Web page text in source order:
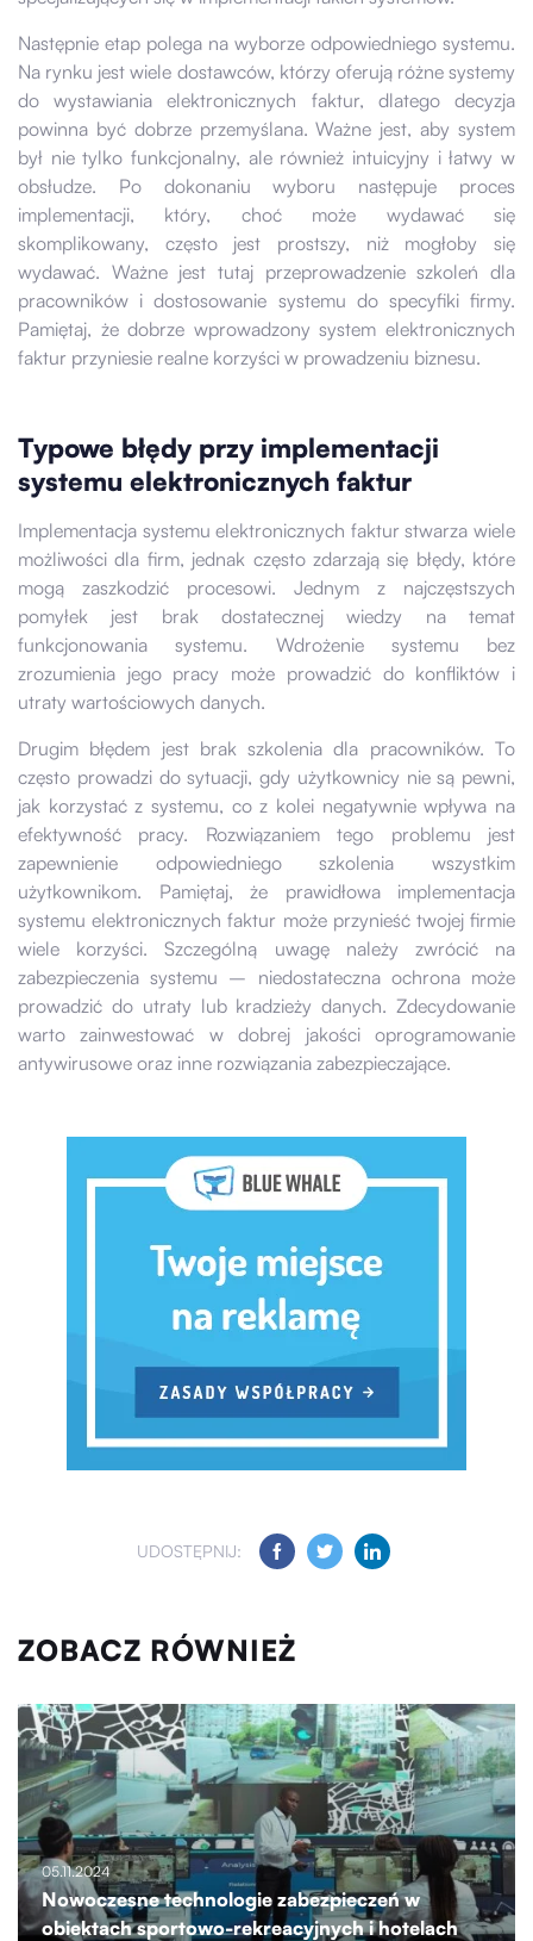
Następnie etap polega na wyborze odpowiedniego systemu.
Na rynku jest wiele dostawców, którzy oferują różne systemy
do wystawiania elektronicznych faktur, dlatego decyzja
powinna być dobrze przemyślana. Ważne jest, aby system
był nie tylko funkcjonalny, ale również intuicyjny i łatwy w
obsłudze. Po dokonaniu wyboru następuje proces
implementacji, który, choć może wydawać się
skomplikowany, często jest prostszy, niż mogłoby się
wydawać. Ważne jest tutaj przeprowadzenie szkoleń dla
pracowników i dostosowanie systemu do specyfiki firmy.
Pamiętaj, że dobrze wprowadzony system elektronicznych
faktur przyniesie realne korzyści w prowadzeniu biznesu.
Typowe błędy przy implementacji
systemu elektronicznych faktur
Implementacja systemu elektronicznych faktur stwarza wiele
możliwości dla firm, jednak często zdarzają się błędy, które
mogą zaszkodzić procesowi. Jednym z najczęstszych
pomyłek jest brak dostatecznej wiedzy na temat
funkcjonowania systemu. Wdrożenie systemu bez
zrozumienia jego pracy może prowadzić do konfliktów i
utraty wartościowych danych.
Drugim błędem jest brak szkolenia dla pracowników. To
często prowadzi do sytuacji, gdy użytkownicy nie są pewni,
jak korzystać z systemu, co z kolei negatywnie wpływa na
efektywność pracy. Rozwiązaniem tego problemu jest
zapewnienie odpowiedniego szkolenia wszystkim
użytkownikom. Pamiętaj, że prawidłowa implementacja
systemu elektronicznych faktur może przynieść twojej firmie
wiele korzyści. Szczególną uwagę należy zwrócić na
zabezpieczenia systemu – niedostateczna ochrona może
prowadzić do utraty lub kradzieży danych. Zdecydowanie
warto zainwestować w dobrej jakości oprogramowanie
antywirusowe oraz inne rozwiązania zabezpieczające.
UDOSTĘPNIJ:
ZOBACZ RÓWNIEŻ
05.11.2024
Nowoczesne technologie zabezpieczeń w
obiektach sportowo-rekreacyjnych i hotelach